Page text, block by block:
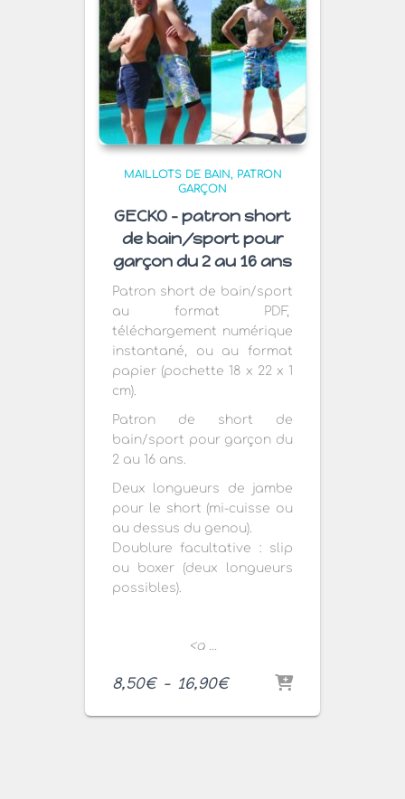
MAILLOTS DE BAIN
PATRON
GARÇON
GECKO – patron short
de bain/sport pour
garçon du 2 au 16 ans
Patron short de bain/sport
au format PDF,
téléchargement numérique
instantané, ou au format
papier (pochette 18 x 22 x 1
cm).
Patron de short de
bain/sport pour garçon du
2 au 16 ans.
Deux longueurs de jambe
pour le short (mi-cuisse ou
au dessus du genou).
Doublure facultative : slip
ou boxer (deux longueurs
possibles).
<a ...
8,50€ – 16,90€Plage
prix :